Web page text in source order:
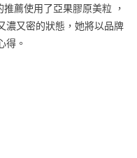
薦使用了亞果膠原美粒 ，
濃又密的狀態，她將以品牌
得。